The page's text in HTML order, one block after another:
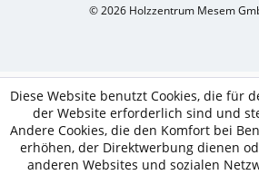
© 2026 Holzzentrum Mesem
Diese Website benutzt Cookies, die für
der Website erforderlich sind und
Andere Cookies, die den Komfort bei
erhöhen, der Direktwerbung dienen
anderen Websites und sozialen